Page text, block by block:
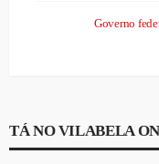
Governo
TÁ NO VILABELA